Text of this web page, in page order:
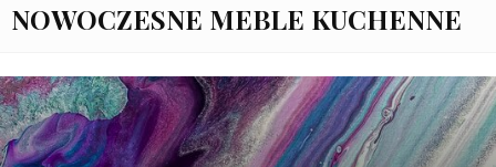
NOWOCZESNE MEBLE KUCHENNE